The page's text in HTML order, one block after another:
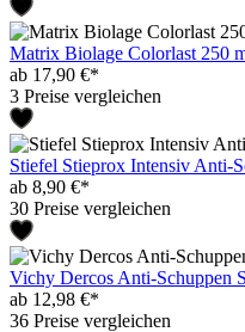
Matrix Biolage Colorlast 250
ab 17,90 €*
3 Preise vergleichen
Stiefel Stieprox Intensiv Anti-
ab 8,90 €*
30 Preise vergleichen
Vichy Dercos Anti-Schuppen
ab 12,98 €*
36 Preise vergleichen